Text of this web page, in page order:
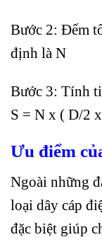
Bước 2: Đếm
định là N
Bước 3: Tính
S = N x ( D/2
Ưu điểm
Ngoài những
loại dây cáp
đặc biệt giúp